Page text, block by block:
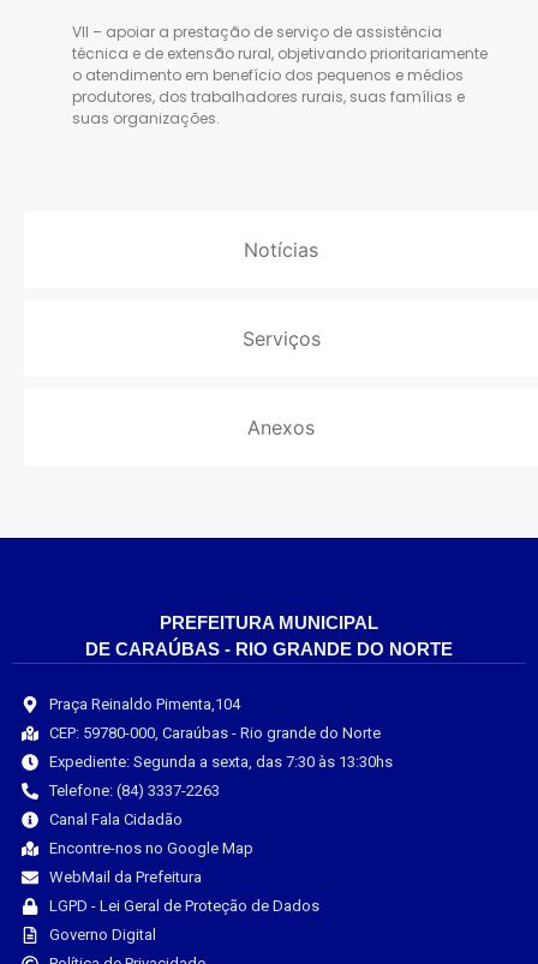
Notícias
Serviços
Anexos
VII – apoiar a prestação de serviço de assistência
técnica e de extensão rural, objetivando prioritariamente
o atendimento em benefício dos pequenos e médios
produtores, dos trabalhadores rurais, suas famílias e
suas organizações.
PREFEITURA MUNICIPAL
DE CARAÚBAS - RIO GRANDE DO NORTE
Praça Reinaldo Pimenta,104
CEP: 59780-000, Caraúbas - Rio grande do Norte
Expediente: Segunda a sexta, das 7:30 às 13:30hs
Telefone: (84) 3337-2263
Canal Fala Cidadão
Encontre-nos no Google Map
WebMail da Prefeitura
LGPD - Lei Geral de Proteção de Dados
Governo Digital